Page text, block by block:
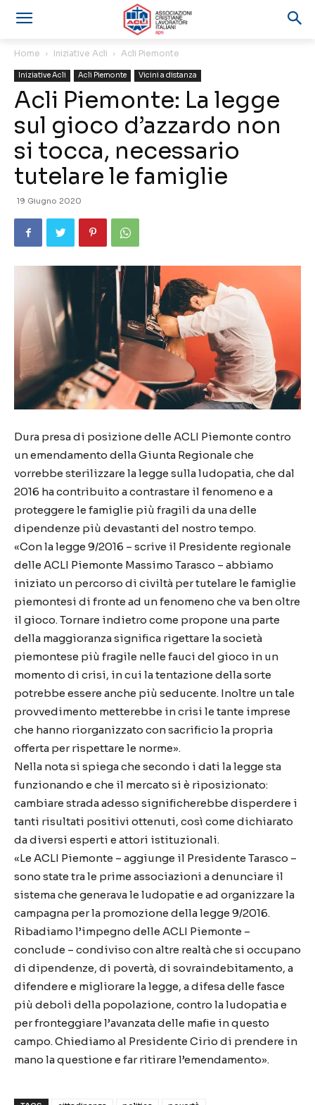
Home Iniziative Acli Acli Piemonte
Iniziative Acli Acli Piemonte Vicini a distanza
Acli Piemonte: La legge
sul gioco d’azzardo non
si tocca, necessario
tutelare le famiglie
19 Giugno 2020
Dura presa di posizione delle ACLI Piemonte contro
un emendamento della Giunta Regionale che
vorrebbe sterilizzare la legge sulla ludopatia, che dal
2016 ha contribuito a contrastare il fenomeno e a
proteggere le famiglie più fragili da una delle
dipendenze più devastanti del nostro tempo.
«Con la legge 9/2016 – scrive il Presidente regionale
delle ACLI Piemonte Massimo Tarasco – abbiamo
iniziato un percorso di civiltà per tutelare le famiglie
piemontesi di fronte ad un fenomeno che va ben oltre
il gioco. Tornare indietro come propone una parte
della maggioranza significa rigettare la società
piemontese più fragile nelle fauci del gioco in un
momento di crisi, in cui la tentazione della sorte
potrebbe essere anche più seducente. Inoltre un tale
provvedimento metterebbe in crisi le tante imprese
che hanno riorganizzato con sacrificio la propria
offerta per rispettare le norme».
Nella nota si spiega che secondo i dati la legge sta
funzionando e che il mercato si è riposizionato:
cambiare strada adesso significherebbe disperdere i
tanti risultati positivi ottenuti, così come dichiarato
da diversi esperti e attori istituzionali.
«Le ACLI Piemonte – aggiunge il Presidente Tarasco –
sono state tra le prime associazioni a denunciare il
sistema che generava le ludopatie e ad organizzare la
campagna per la promozione della legge 9/2016.
Ribadiamo l’impegno delle ACLI Piemonte –
conclude – condiviso con altre realtà che si occupano
di dipendenze, di povertà, di sovraindebitamento, a
difendere e migliorare la legge, a difesa delle fasce
più deboli della popolazione, contro la ludopatia e
per fronteggiare l’avanzata delle mafie in questo
campo. Chiediamo al Presidente Cirio di prendere in
mano la questione e far ritirare l’emendamento».